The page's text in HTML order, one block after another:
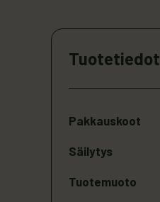
Tuotetiedot
Pakkauskoot
Säilytys
Tuotemuoto